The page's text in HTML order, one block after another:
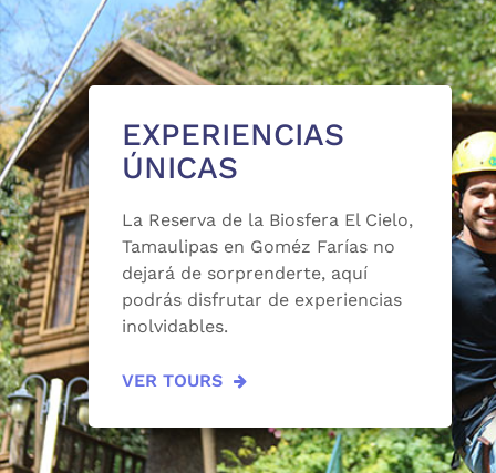
EXPERIENCIAS
ÚNICAS
La Reserva de la Biosfera El Cielo,
Tamaulipas en Goméz Farías no
dejará de sorprenderte, aquí
podrás disfrutar de experiencias
inolvidables.
VER TOURS